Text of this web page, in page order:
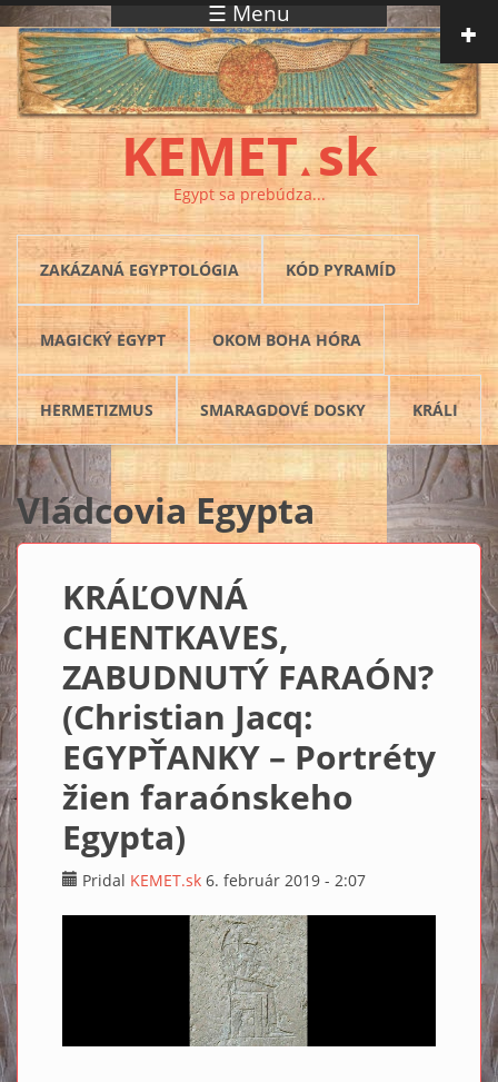
Skočiť na hlavný obsah ☰ Menu
KEMET▲ sk
Egypt sa prebúdza...
ZAKÁZANÁ EGYPTOLÓGIA KÓD PYRAMÍD
MAGICKÝ EGYPT OKOM BOHA HÓRA
HERMETIZMUS SMARAGDOVÉ DOSKY KRÁLI
Vládcovia Egypta
KRÁĽOVNÁ
CHENTKAVES,
ZABUDNUTÝ FARAÓN?
(Christian Jacq:
EGYPŤANKY – Portréty
žien faraónskeho
Egypta)
Pridal KEMET.sk 6. február 2019 - 2:07